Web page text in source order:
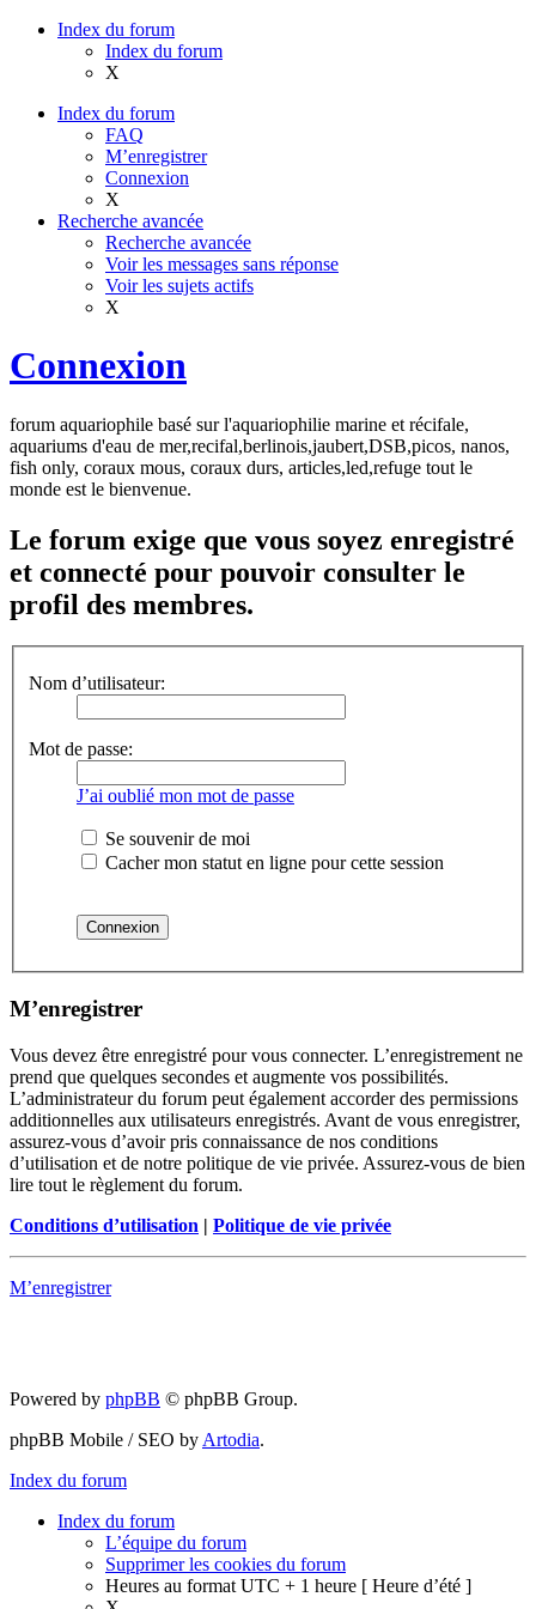
Index du forum
Index du forum
X
Index du forum
FAQ
M’enregistrer
Connexion
X
Recherche avancée
Recherche avancée
Voir les messages sans réponse
Voir les sujets actifs
X
Connexion
forum aquariophile basé sur l'aquariophilie marine et récifale,
aquariums d'eau de mer,recifal,berlinois,jaubert,DSB,picos, nanos,
fish only, coraux mous, coraux durs, articles,led,refuge tout le
monde est le bienvenue.
Le forum exige que vous soyez enregistré
et connecté pour pouvoir consulter le
profil des membres.
Nom d’utilisateur:
Mot de passe:
J’ai oublié mon mot de passe
Se souvenir de moi
Cacher mon statut en ligne pour cette session
M’enregistrer
Vous devez être enregistré pour vous connecter. L’enregistrement ne
prend que quelques secondes et augmente vos possibilités.
L’administrateur du forum peut également accorder des permissions
additionnelles aux utilisateurs enregistrés. Avant de vous enregistrer,
assurez-vous d’avoir pris connaissance de nos conditions
d’utilisation et de notre politique de vie privée. Assurez-vous de bien
lire tout le règlement du forum.
Conditions d’utilisation | Politique de vie privée
M’enregistrer
Powered by phpBB © phpBB Group.
phpBB Mobile / SEO by Artodia.
Index du forum
Index du forum
L’équipe du forum
Supprimer les cookies du forum
Heures au format UTC + 1 heure [ Heure d’été ]